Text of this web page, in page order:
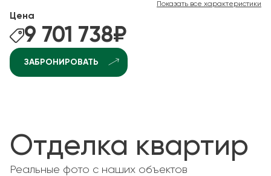
Показать все характеристики
Цена
9 701 738₽
ЗАБРОНИРОВАТЬ
Отделка квартир
Реальные фото с наших объектов